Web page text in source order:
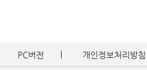
PC버전 개인정보처리방침